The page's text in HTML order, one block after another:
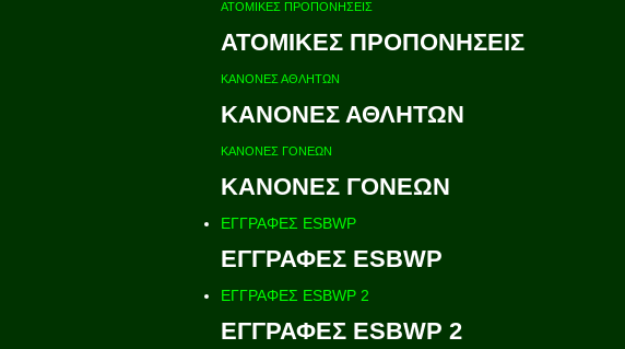
ΑΤΟΜΙΚΕΣ ΠΡΟΠΟΝΗΣΕΙΣ
ΑΤΟΜΙΚΕΣ ΠΡΟΠΟΝΗΣΕΙΣ
ΚΑΝΟΝΕΣ ΑΘΛΗΤΩΝ
ΚΑΝΟΝΕΣ ΑΘΛΗΤΩΝ
ΚΑΝΟΝΕΣ ΓΟΝΕΩΝ
ΚΑΝΟΝΕΣ ΓΟΝΕΩΝ
ΕΓΓΡΑΦΕΣ ESBWP
ΕΓΓΡΑΦΕΣ ESBWP
ΕΓΓΡΑΦΕΣ ESBWP 2
ΕΓΓΡΑΦΕΣ ESBWP 2